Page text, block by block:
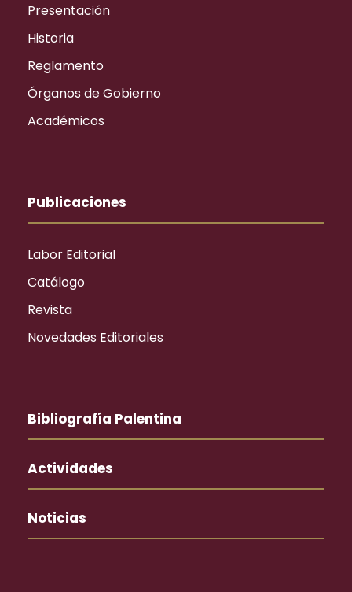
Presentación
Historia
Reglamento
Órganos de Gobierno
Académicos
Publicaciones
Labor Editorial
Catálogo
Revista
Novedades Editoriales
Bibliografía Palentina
Actividades
Noticias